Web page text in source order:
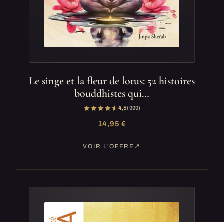
Le singe et la fleur de lotus: 52 histoires
bouddhistes qui…
4,5(999)
14,95 €
VOIR L'OFFRE